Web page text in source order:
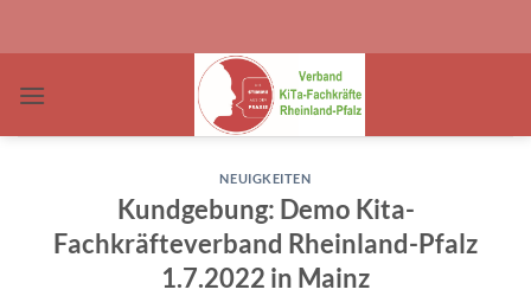
NEUIGKEITEN
Kundgebung: Demo Kita-
Fachkräfteverband Rheinland-Pfalz
1.7.2022 in Mainz